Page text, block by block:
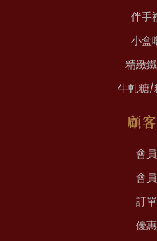
伴手
小盒
精緻
牛軋糖/
顧
會
會
訂
優